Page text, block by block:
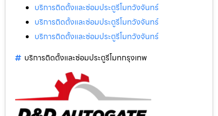
บริการติดตั้งและซ่อมประตูรีโมทวังจันทร์
บริการติดตั้งและซ่อมประตูรีโมทวังจันทร์
บริการติดตั้งและซ่อมประตูรีโมทวังจันทร์
บริการติดตั้งและซ่อมประตูรีโมทกรุงเทพ